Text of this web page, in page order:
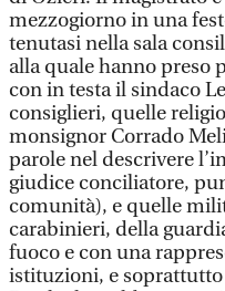
mezzogiorno in una
tenutasi nella sala
alla quale hanno preso
con in testa il sindaco
consiglieri, quelle
monsignor Corrado
parole nel descrivere
giudice conciliatore,
comunità), e quelle
carabinieri, della
fuoco e con una
istituzioni, e